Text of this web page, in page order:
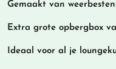
Gemaakt van
Extra grote opbergbox
Ideaal voor al je